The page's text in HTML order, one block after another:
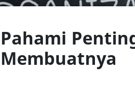
Pahami
Membuatnya